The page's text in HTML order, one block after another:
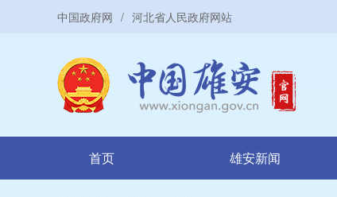
中国政府网 / 河北省人民政府网站
首页 雄安新闻